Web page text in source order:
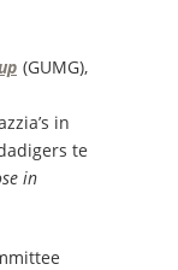
(GUMG),
in
te
in